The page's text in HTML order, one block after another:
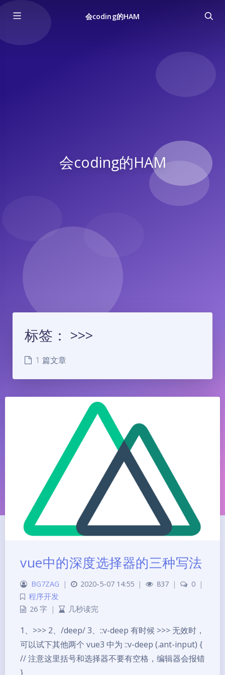
会coding的HAM
会coding的HAM
关闭 日落 暗化 灰度
标签： >>>
1 篇文章
vue中的深度选择器的三种写法
BG7ZAG | 2020-5-07 14:55 | 837 | 0 |
程序开发
26 字 | 几秒读完
1、>>> 2、/deep/ 3、::v-deep 有时候 >>> 无效时，
可以试下其他两个 vue3 中为 ::v-deep (.ant-input) {
// 注意这里括号和选择器不要有空格，编辑器会报错
}